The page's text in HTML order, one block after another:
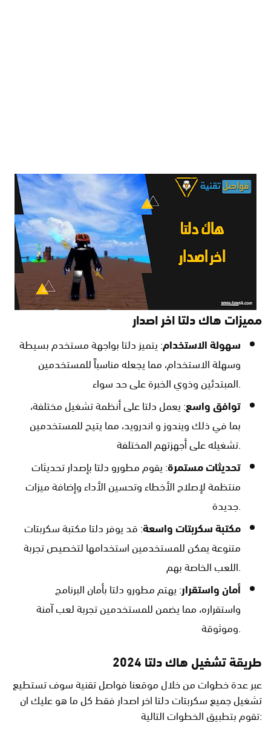
مميزات هاك دلتا اخر اصدار
سهولة الاستخدام: يتميز دلتا بواجهة مستخدم بسيطة
وسهلة الاستخدام، مما يجعله مناسباً للمستخدمين
المبتدئين وذوي الخبرة على حد سواء.
توافق واسع: يعمل دلتا على أنظمة تشغيل مختلفة،
بما في ذلك ويندوز و اندرويد، مما يتيح للمستخدمين
تشغيله على أجهزتهم المختلفة.
تحديثات مستمرة: يقوم مطورو دلتا بإصدار تحديثات
منتظمة لإصلاح الأخطاء وتحسين الأداء وإضافة ميزات
جديدة.
مكتبة سكربتات واسعة: قد يوفر دلتا مكتبة سكربتات
متنوعة يمكن للمستخدمين استخدامها لتخصيص تجربة
اللعب الخاصة بهم.
أمان واستقرار: يهتم مطورو دلتا بأمان البرنامج
واستقراره، مما يضمن للمستخدمين تجربة لعب آمنة
وموثوقة.
طريقة تشغيل هاك دلتا 2024
عبر عدة خطوات من خلال موقعنا فواصل تقنية سوف تستطيع
تشغيل جميع سكربتات دلتا اخر اصدار فقط كل ما هو عليك ان
تقوم بتطبيق الخطوات التالية: